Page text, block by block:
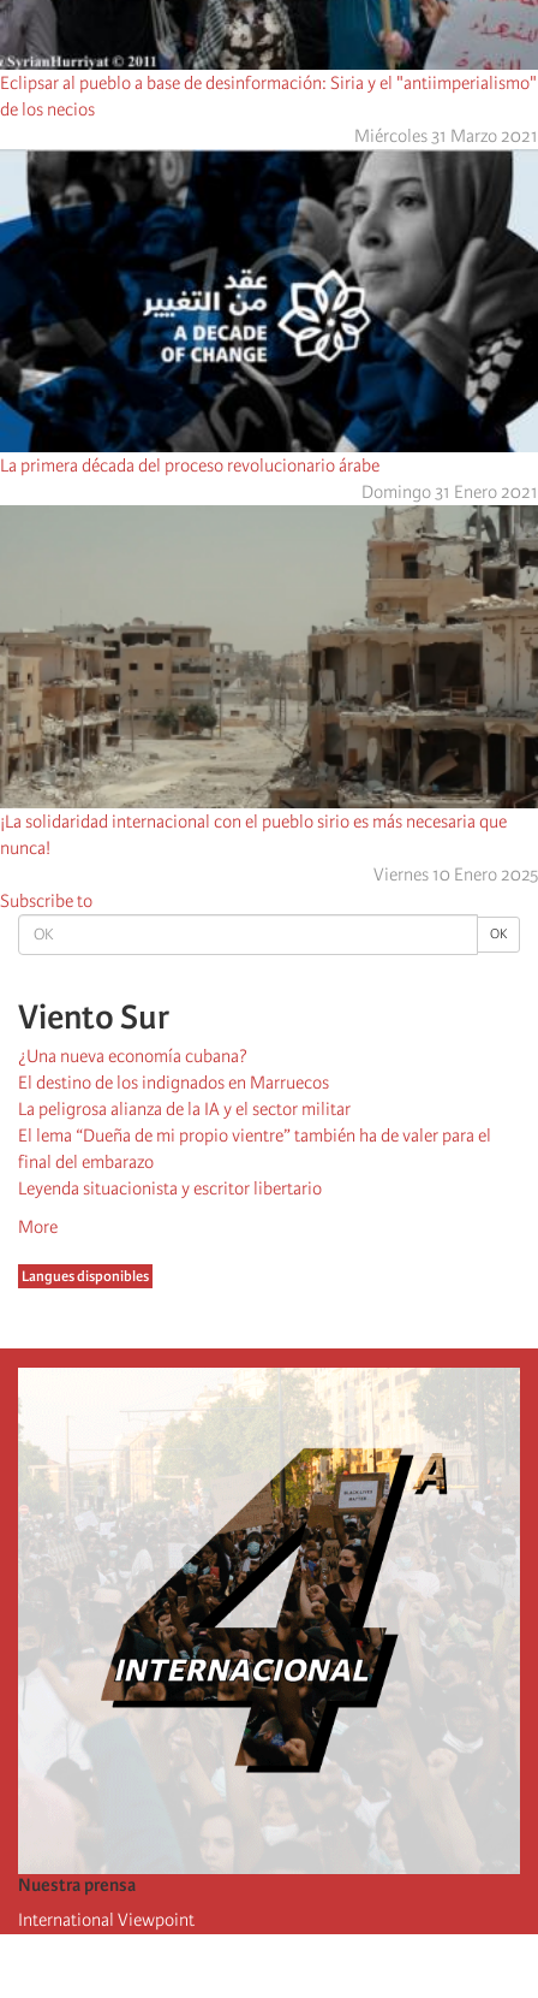
OK OK
Viento Sur
¿Una nueva economía cubana?
El destino de los indignados en Marruecos
La peligrosa alianza de la IA y el sector militar
El lema “Dueña de mi propio vientre” también ha de valer para el
final del embarazo
Leyenda situacionista y escritor libertario
More
Langues disponibles
Eclipsar al pueblo a base de desinformación: Siria y el "antiimperialismo"
de los necios
Miércoles 31 Marzo 2021
La primera década del proceso revolucionario árabe
Domingo 31 Enero 2021
¡La solidaridad internacional con el pueblo sirio es más necesaria que
nunca!
Viernes 10 Enero 2025
Subscribe to
Nuestra prensa
International Viewpoint